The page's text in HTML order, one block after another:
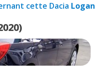
cette Dacia Logan